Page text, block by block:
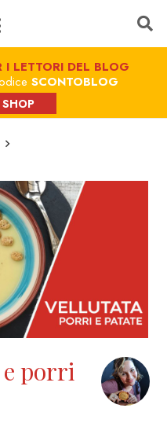
I LETTORI DEL BLOG
SCONTOBLOG
porri